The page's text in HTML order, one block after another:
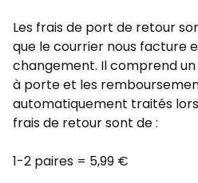
Les frais de port de retour
que le courrier nous facture
changement. Il comprend
à porte et les
automatiquement traités
frais de retour sont de :
1-2 paires = 5,99 €